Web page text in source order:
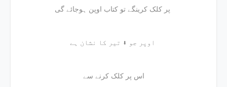
اس پر کلک کرنے سے